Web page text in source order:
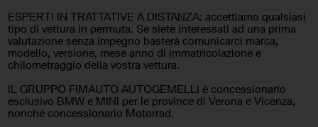
Sensore di luce Sensore di pioggia
Sensori di parcheggio
anteriori
Sensori di parcheggio
posteriori
Servosterzo Sistema di avviso di distanza
ESPERTI IN TRATTATIVE A DISTANZA: accettiamo qualsiasi
tipo di vettura in permuta. Se siete interessati ad una prima
valutazione senza impegno basterà comunicarci marca,
modello, versione, mese anno di immatricolazione e
chilometraggio della vostra vettura.
IL GRUPPO FIMAUTO AUTOGEMELLI è concessionario
esclusivo BMW e MINI per le province di Verona e Vicenza,
nonché concessionario Motorrad.